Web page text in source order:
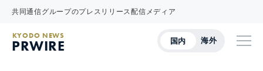
共同通信グループのプレスリリース配信メディア
国内 海外
KYODO NEWS
PRWIRE